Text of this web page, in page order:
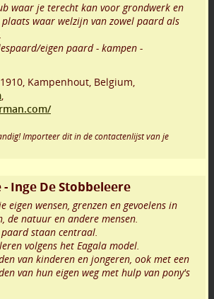
waar je terecht kan voor grondwerk en
waar welzijn van zowel paard als
eigen paard - kampen -
1910, Kampenhout, Belgium,
,
Importeer dit in de contactenlijst van je
- Inge De Stobbeleere
eigen wensen, grenzen en gevoelens in
de natuur en andere mensen.
staan centraal.
volgens het Eagala model.
van kinderen en jongeren, ook met een
van hun eigen weg met hulp van pony's